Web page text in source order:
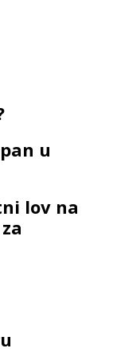
u
lov na